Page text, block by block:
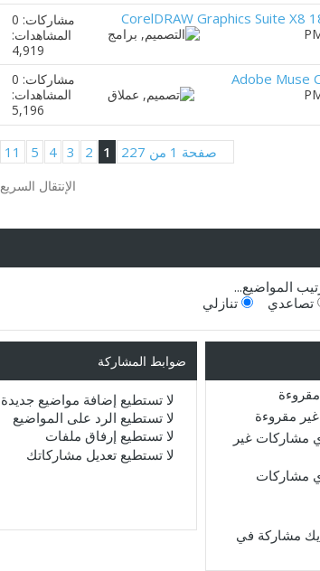
مشاركات: 0
المشاهدات:
4,919
مشاركات: 0
المشاهدات:
5,196
صفحة 1 من 227 1
2
3
4
5
11
الإنتقال السريع
المواضيع...
تصاعدي
تنازلي
مقروءة
مشاركات غير
مشاركات
مشاركة في
ضوابط المشاركة
لا تستطيع إضافة مواضيع جديدة
لا تستطيع الرد على المواضيع
لا تستطيع إرفاق ملفات
لا تستطيع تعديل مشاركاتك